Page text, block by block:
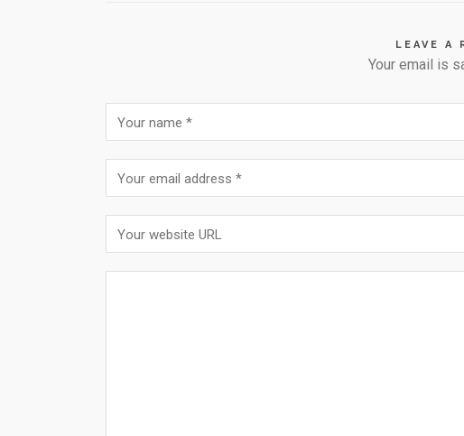
LEAVE A
Your email is